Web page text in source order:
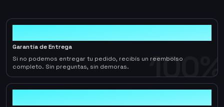
100%
Garantía de Entrega
Si no podemos entregar tu pedido, recibís un reembolso
completo. Sin preguntas, sin demoras.